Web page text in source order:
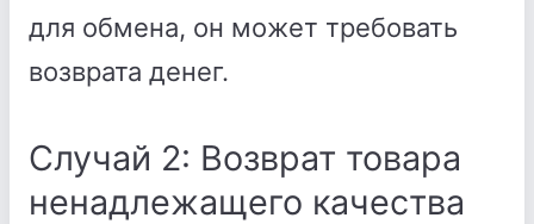
для обмена, он может требовать
возврата денег.
Случай 2: Возврат товара
ненадлежащего качества